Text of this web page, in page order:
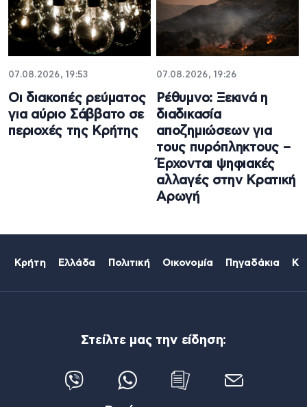
07.08.2026, 19:53
Οι διακοπές ρεύματος
για αύριο Σάββατο σε
περιοχές της Κρήτης
07.08.2026, 19:26
Ρέθυμνο: Ξεκινά η
διαδικασία
αποζημιώσεων για
τους πυρόπληκτους –
Έρχονται ψηφιακές
αλλαγές στην Κρατική
Αρωγή
Κρήτη Ελλάδα Πολιτική Οικονομία Πηγαδάκια
Στείλτε μας την είδηση: